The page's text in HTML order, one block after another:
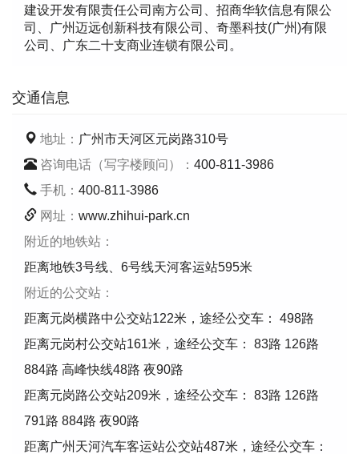
建设开发有限责任公司南方公司、招商华软信息有限公
司、广州迈远创新科技有限公司、奇墨科技(广州)有限
公司、广东二十支商业连锁有限公司。
交通信息
地址： 广州市天河区元岗路310号
咨询电话（写字楼顾问）： 400-811-3986
手机： 400-811-3986
网址： www.zhihui-park.cn
附近的地铁站：
距离地铁3号线、6号线天河客运站595米
附近的公交站：
距离元岗横路中公交站122米，途经公交车： 498路
距离元岗村公交站161米，途经公交车： 83路 126路
884路 高峰快线48路 夜90路
距离元岗路公交站209米，途经公交车： 83路 126路
791路 884路 夜90路
距离广州天河汽车客运站公交站487米，途经公交车：